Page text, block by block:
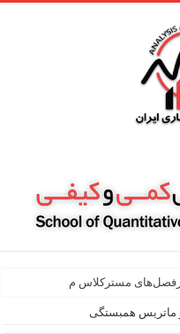
مقاله نویسی ۱۰۰ ساعت
ماتریس همبستگی